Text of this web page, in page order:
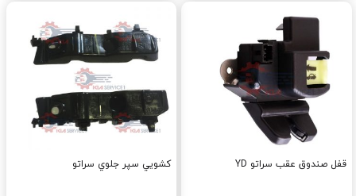
قفل صندوق عقب سراتو YD کشويي سپر جلوي سراتو